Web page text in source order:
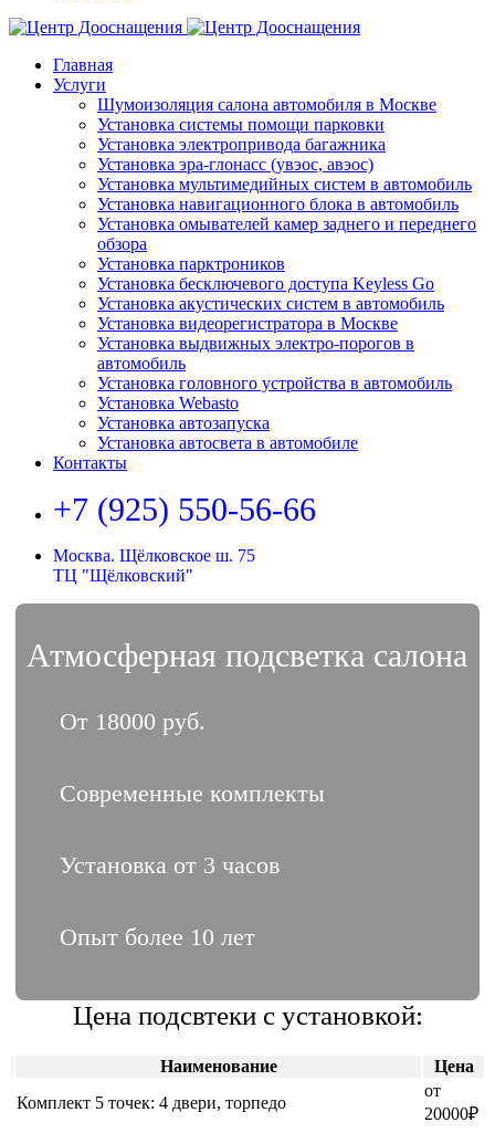
Главная
Услуги
Шумоизоляция салона автомобиля в Москве
Установка системы помощи парковки
Установка электропривода багажника
Установка эра-глонасс (увэос, авэос)
Установка мультимедийных систем в автомобиль
Установка навигационного блока в автомобиль
Установка омывателей камер заднего и переднего
обзора
Установка парктроников
Установка бесключевого доступа Keyless Go
Установка акустических систем в автомобиль
Установка видеорегистратора в Москве
Установка выдвижных электро-порогов в
автомобиль
Установка головного устройства в автомобиль
Установка Webasto
Установка автозапуска
Установка автосвета в автомобиле
Контакты
+7 (925) 550-56-66
Москва. Щёлковское ш. 75
ТЦ "Щёлковский"
Атмосферная подсветка салона
От 18000 руб.
Современные комплекты
Установка от 3 часов
Опыт более 10 лет
Цена подсвтеки с установкой:
Наименование
Цена
Комплект 5 точек: 4 двери, торпедо
от
20000₽